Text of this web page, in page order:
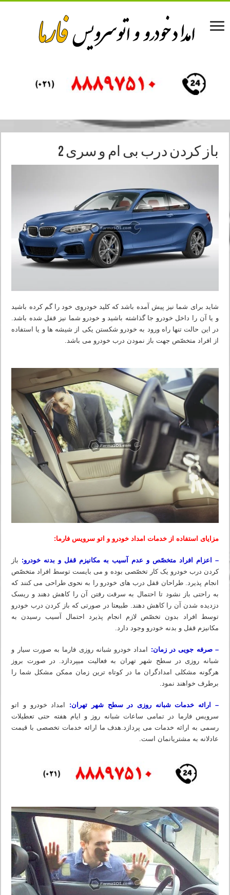
باز کردن درب بی ام و سری 2
شاید برای شما نیز پیش آمده باشد که کلید خودروی خود را گم کرده باشید
و یا آن را داخل خودرو جا گذاشته باشید و خودرو شما نیز قفل شده باشد.
در این حالت تنها راه ورود به خودرو شکستن یکی از شیشه ها و یا استفاده
از افراد متخصّص جهت باز نمودن درب خودرو می باشد.
مزایای استفاده از خدمات امداد خودرو و اتو سرویس فارما:
– اعزام افراد متخصّص و عدم آسیب به مکانیزم قفل و بدنه خودرو: باز
کردن درب خودرو یک کار تخصّصی بوده و می بایست توسط افراد متخصّص
انجام پذیرد. طراحان قفل درب های خودرو را به نحوی طراحی می کنند که
به راحتی باز نشود تا احتمال به سرقت رفتن آن را کاهش دهند و ریسک
دزدیده شدن آن را کاهش دهند. طبیعتا در صورتی که باز کردن درب خودرو
توسط افراد بدون تخصّص لازم انجام پذیرد احتمال آسیب رسیدن به
مکانیزم قفل و بدنه خودرو وجود دارد.
– صرفه جویی در زمان:
امداد خودرو شبانه روزی فارما به صورت سیار و
شبانه روزی در سطح شهر تهران به فعالیت میپردازد. در صورت بروز
هرگونه مشکلی امدادگران ما در کوتاه ترین زمان ممکن مشکل شما را
برطرف خواهند نمود.
– ارائه خدمات شبانه روزی در سطح شهر تهران: امداد خودرو و اتو
سرویس فارما در تمامی ساعات شبانه روز و ایام هفته حتی تعطیلات
رسمی به ارائه خدمات می پردازد.هدف ما ارائه خدمات تخصصی با قیمت
عادلانه به مشتریانمان است.